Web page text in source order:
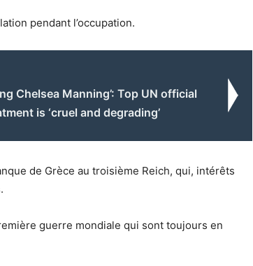
pendant l’occupation.
Chelsea Manning’: Top UN official
is ‘cruel and degrading’
de Grèce au troisième Reich, qui, intérêts
guerre mondiale qui sont toujours en